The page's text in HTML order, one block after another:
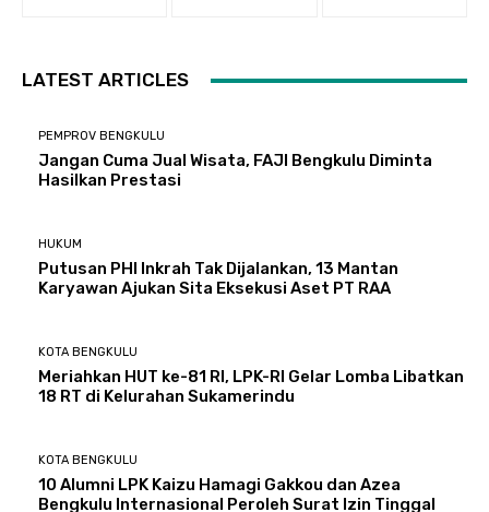
LATEST ARTICLES
PEMPROV BENGKULU
Jangan Cuma Jual Wisata, FAJI Bengkulu Diminta
Hasilkan Prestasi
HUKUM
Putusan PHI Inkrah Tak Dijalankan, 13 Mantan
Karyawan Ajukan Sita Eksekusi Aset PT RAA
KOTA BENGKULU
Meriahkan HUT ke-81 RI, LPK-RI Gelar Lomba Libatkan
18 RT di Kelurahan Sukamerindu
KOTA BENGKULU
‎10 Alumni LPK Kaizu Hamagi Gakkou dan Azea
Bengkulu Internasional Peroleh Surat Izin Tinggal